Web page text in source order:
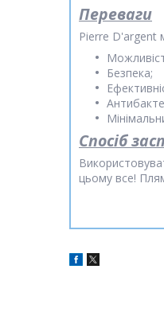
Переваги
Pierre D'argent
Безпека;
Спосіб
цьому все!